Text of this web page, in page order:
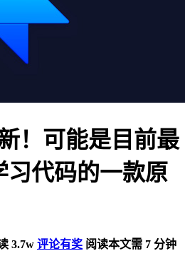
！可能是目前最
习代码的一款原
3.7w 评论有奖 阅读本文需 7 分钟